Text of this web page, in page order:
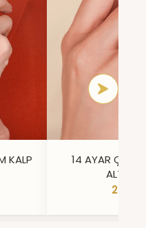
KALP
14 AYAR ÇİFT
ALTIN